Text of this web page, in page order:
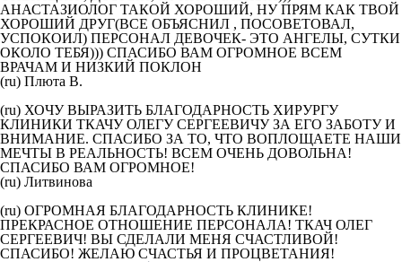
АНАСТАЗИОЛОГ ТАКОЙ ХОРОШИЙ, НУ ПРЯМ КАК ТВОЙ
ХОРОШИЙ ДРУГ(ВСЕ ОБЪЯСНИЛ , ПОСОВЕТОВАЛ,
УСПОКОИЛ) ПЕРСОНАЛ ДЕВОЧЕК- ЭТО АНГЕЛЫ, СУТКИ
ОКОЛО ТЕБЯ))) СПАСИБО ВАМ ОГРОМНОЕ ВСЕМ
ВРАЧАМ И НИЗКИЙ ПОКЛОН
(ru) Плюта В.
(ru) ХОЧУ ВЫРАЗИТЬ БЛАГОДАРНОСТЬ ХИРУРГУ
КЛИНИКИ ТКАЧУ ОЛЕГУ СЕРГЕЕВИЧУ ЗА ЕГО ЗАБОТУ И
ВНИМАНИЕ. СПАСИБО ЗА ТО, ЧТО ВОПЛОЩАЕТЕ НАШИ
МЕЧТЫ В РЕАЛЬНОСТЬ! ВСЕМ ОЧЕНЬ ДОВОЛЬНА!
СПАСИБО ВАМ ОГРОМНОЕ!
(ru) Литвинова
(ru) ОГРОМНАЯ БЛАГОДАРНОСТЬ КЛИНИКЕ!
ПРЕКРАСНОЕ ОТНОШЕНИЕ ПЕРСОНАЛА! ТКАЧ ОЛЕГ
СЕРГЕЕВИЧ! ВЫ СДЕЛАЛИ МЕНЯ СЧАСТЛИВОЙ!
СПАСИБО! ЖЕЛАЮ СЧАСТЬЯ И ПРОЦВЕТАНИЯ!